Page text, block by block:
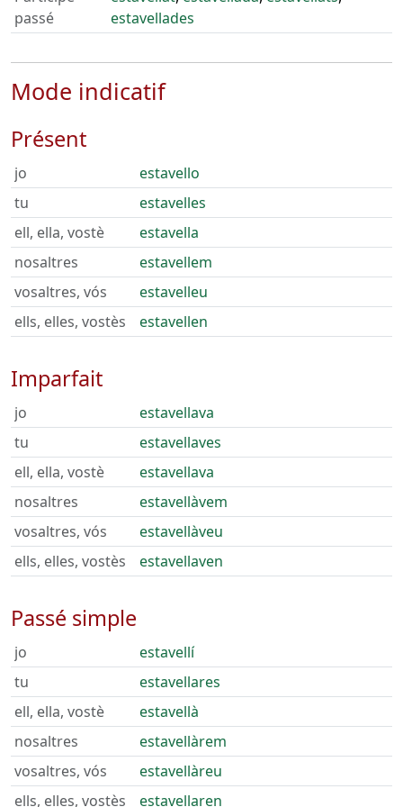
passé
estavellades
Mode indicatif
Présent
jo
estavello
tu
estavelles
ell, ella, vostè
estavella
nosaltres
estavellem
vosaltres, vós
estavelleu
ells, elles, vostès
estavellen
Imparfait
jo
estavellava
tu
estavellaves
ell, ella, vostè
estavellava
nosaltres
estavellàvem
vosaltres, vós
estavellàveu
ells, elles, vostès
estavellaven
Passé simple
jo
estavellí
tu
estavellares
ell, ella, vostè
estavellà
nosaltres
estavellàrem
vosaltres, vós
estavellàreu
ells, elles, vostès
estavellaren